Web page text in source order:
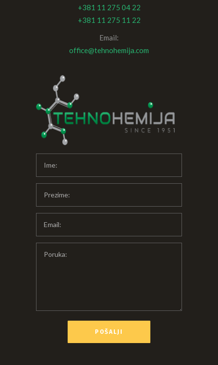
+381 11 275 04 22
+381 11 275 11 22
Email:
office@tehnohemija.com